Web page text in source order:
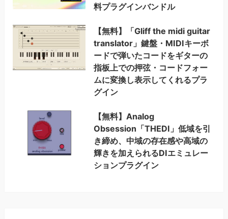
料プラグインバンドル
【無料】「Gliff the midi guitar
translator」鍵盤・MIDIキーボ
ードで弾いたコードをギターの
指板上での押弦・コードフォー
ムに変換し表示してくれるプラ
グイン
【無料】Analog
Obsession「THEDI」低域を引
き締め、中域の存在感や高域の
輝きを加えられるDIエミュレー
ションプラグイン